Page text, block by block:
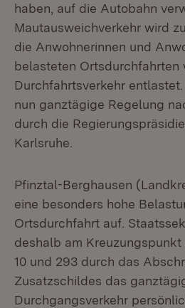
haben, auf die Autobahn
Mautausweichverkehr wird
die Anwohnerinnen und
belasteten Ortsdurchfahrten
Durchfahrtsverkehr
nun ganztägige Regelung
durch die
Karlsruhe.
Pfinztal-Berghausen
eine besonders hohe
Ortsdurchfahrt auf.
deshalb am
10 und 293 durch das
Zusatzschildes das
Durchgangsverkehr